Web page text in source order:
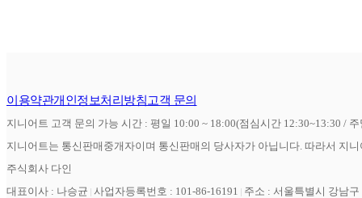
이용약관개인정보처리방침고객 문의
지니어트 고객 문의 가능 시간 : 평일 10:00 ~ 18:00(점심시간 12:30~13:30 /
지니어트는 통신판매중개자이며 통신판매의 당사자가 아닙니다. 따라서 지
주식회사 다인
대표이사 : 나승균 사업자등록번호 : 101-86-16191
주소 : 서울특별시 강남